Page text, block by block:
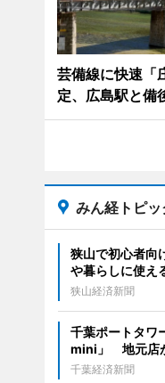
芸備線に快速
定、広島駅と備
みん経トピッ
狭山で初心者
や暮らしに使え
狭山経済新聞
千葉ポートタワ
mini」 地元店
千葉経済新聞